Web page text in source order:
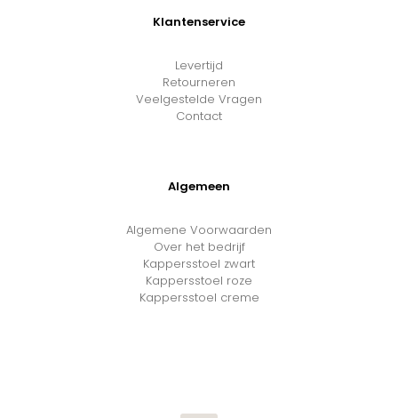
Klantenservice
Levertijd
Retourneren
Veelgestelde Vragen
Contact
Algemeen
Algemene Voorwaarden
Over het bedrijf
Kappersstoel zwart
Kappersstoel roze
Kappersstoel creme